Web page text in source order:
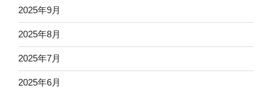
2025年9月
2025年8月
2025年7月
2025年6月